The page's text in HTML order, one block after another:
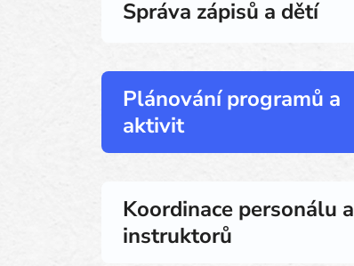
Správa zápisů a dětí
Plánování programů a
aktivit
Koordinace personálu a
instruktorů